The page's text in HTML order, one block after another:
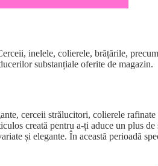
inelele, colierele, brățările,
substanțiale oferite de magazin.
cerceii strălucitori, colierele
creată pentru a-ți aduce un plus
și elegante. În această perioadă